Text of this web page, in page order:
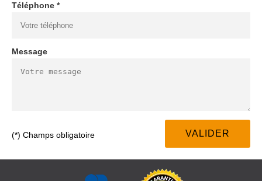
Téléphone *
Message
(*) Champs obligatoire